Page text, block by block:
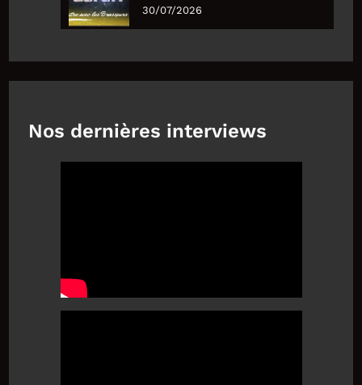
30/07/2026
Nos dernières interviews